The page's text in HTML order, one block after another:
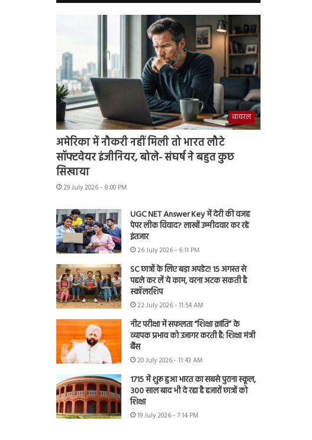
वायरल
अमेरिका में नौकरी नहीं मिली तो भारत लौटे
सॉफ्टवेयर इंजीनियर, बोले- संघर्ष ने बहुत कुछ
सिखाया
29 July 2026 - 8:00 PM
UGC NET Answer Key में देरी की वजह
पेपर लीक विवाद? लाखों उम्मीदवार कर रहे
इंतजार
26 July 2026 - 6:11 PM
SC छात्रों के लिए बड़ा अपडेट! 15 अगस्त से
पहले कर लें ये काम, वरना अटक सकती है
स्कॉलरशिप
22 July 2026 - 11:54 AM
नीट परीक्षा में सफलता “शिक्षा क्रांति” के
व्यापक प्रभाव को उजागर करती है: शिक्षा मंत्री
बैंस
20 July 2026 - 11:43 AM
1715 में शुरू हुआ भारत का सबसे पुराना स्कूल,
300 साल बाद भी दे रहा है हजारों छात्रों को
शिक्षा
19 July 2026 - 7:14 PM